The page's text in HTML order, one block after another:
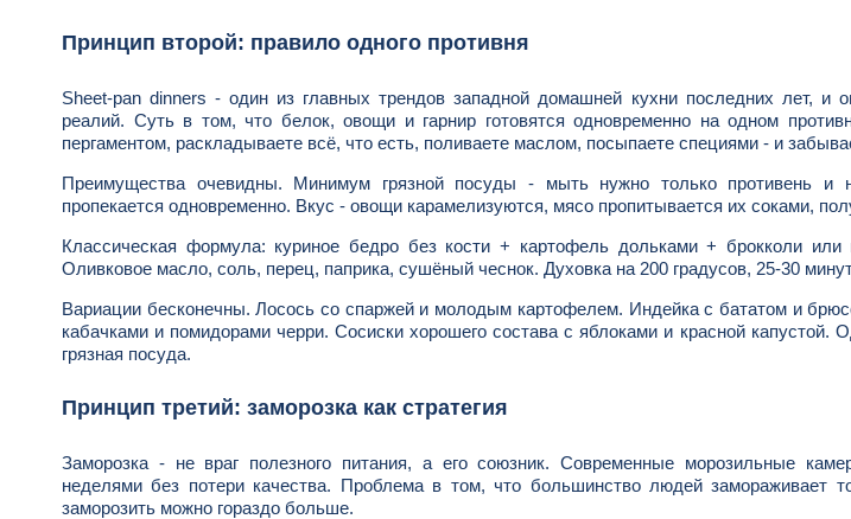
Принцип второй: правило одного противня
Sheet-pan dinners - один из главных трендов западной домашней кухни последних лет, и
реалий. Суть в том, что белок, овощи и гарнир готовятся одновременно на одном
пергаментом, раскладываете всё, что есть, поливаете маслом, посыпаете специями - и
Преимущества очевидны. Минимум грязной посуды - мыть нужно только противень и
пропекается одновременно. Вкус - овощи карамелизуются, мясо пропитывается их соками,
Классическая формула: куриное бедро без кости + картофель дольками + брокколи или
Оливковое масло, соль, перец, паприка, сушёный чеснок. Духовка на 200 градусов, 25-30
Вариации бесконечны. Лосось со спаржей и молодым картофелем. Индейка с бататом и
кабачками и помидорами черри. Сосиски хорошего состава с яблоками и красной капустой.
грязная посуда.
Принцип третий: заморозка как стратегия
Заморозка - не враг полезного питания, а его союзник. Современные морозильные
неделями без потери качества. Проблема в том, что большинство людей замораживает
заморозить можно гораздо больше.